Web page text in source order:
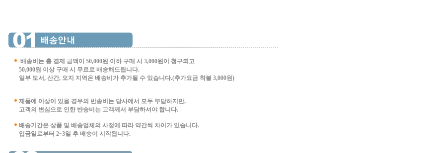
배송비는 총 결제 금액이 50,000원 이하 구매 시 3,000원이 청구되고
50,000원 이상 구매 시 무료로 배송해드립니다.
일부 도서, 산간, 오지 지역은 배송비가 추가될 수 있습니다.(추가요금 착불 3,000원)
제품에 이상이 있을 경우의 반송비는 당사에서 모두 부담하지만,
고객의 변심으로 인한 반송비는 고객께서 부담하셔야 합니다.
배송기간은 상품 및 배송업체의 사정에 따라 약간씩 차이가 있습니다.
입금일로부터 2~3일 후 배송이 시작됩니다.